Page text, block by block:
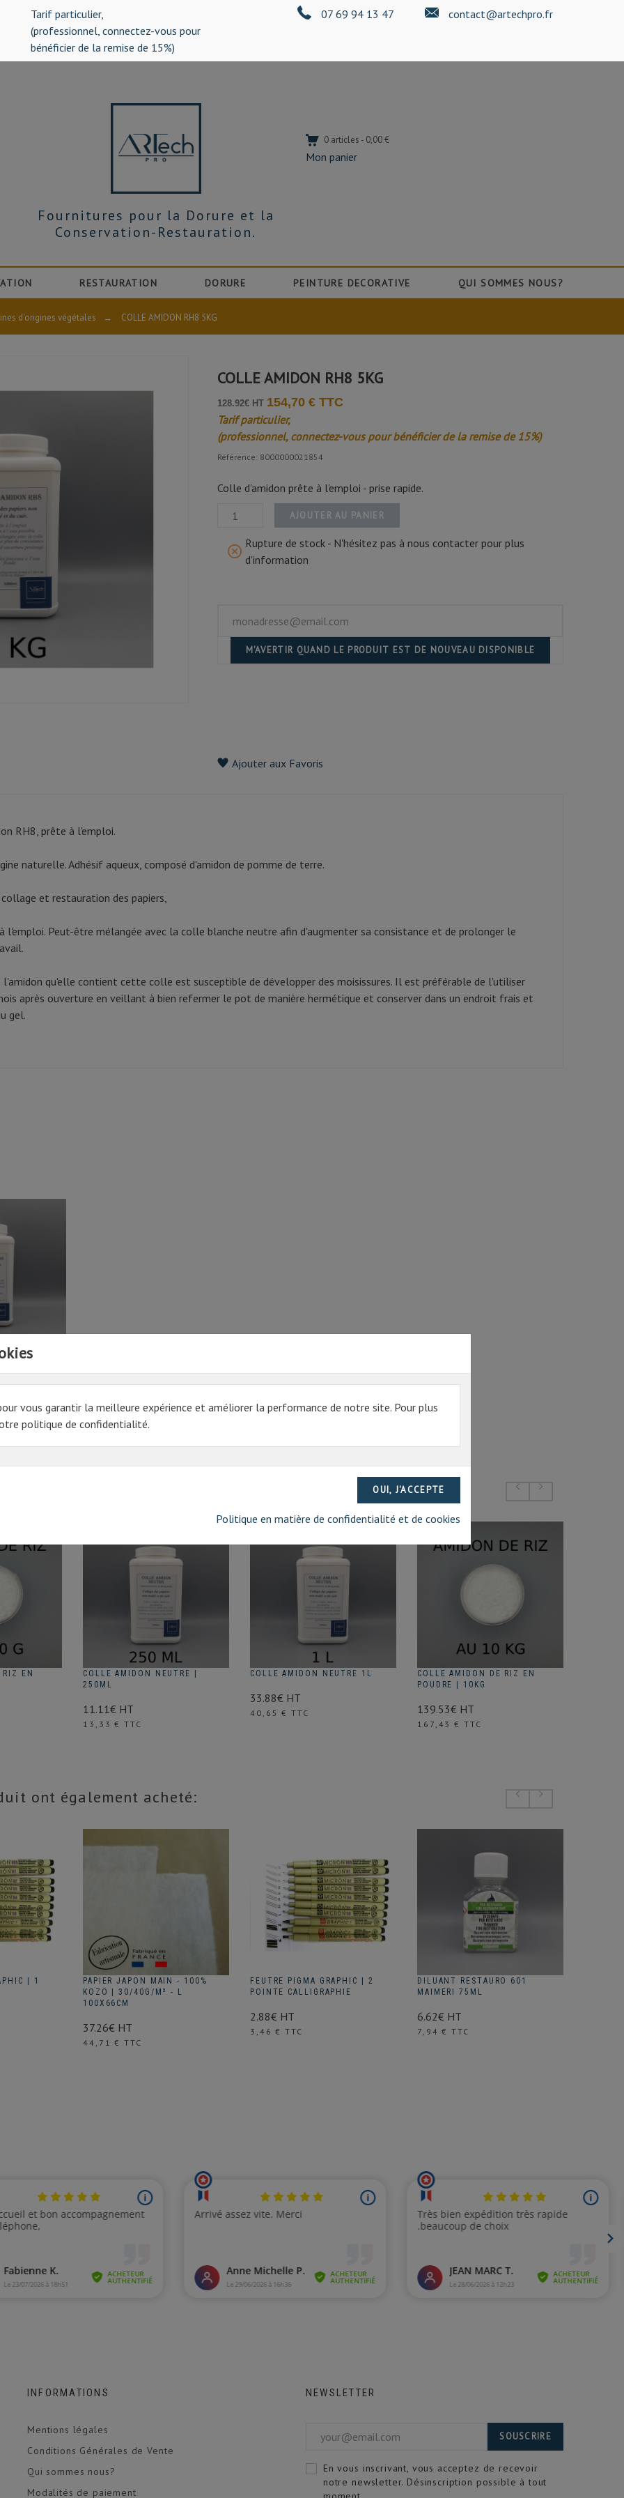
Tarif particulier,
(professionnel, connectez-vous pour
bénéficier de la remise de 15%)
07 69 94 13 47 contact@artechpro.fr
0 articles - 0,00 €
Mon panier
Fournitures pour la Dorure et la
Conservation-Restauration.
RESTAURATION DORURE PEINTURE DECORATIVE QUI SOMMES NOUS?
vous garantir la meilleure expérience et améliorer la performance de notre site. Pour plus
politique de confidentialité.
Politique en matière de confidentialité et de cookies
d'origines végétales → COLLE AMIDON RH8 5KG
COLLE AMIDON RH8 5KG
128.92€ HT 154,70 € TTC
Tarif particulier,
(professionnel, connectez-vous pour bénéficier de la remise de 15%)
Référence: 8000000021854
Colle d'amidon prête à l'emploi - prise rapide.
AJOUTER AU PANIER
Rupture de stock - N'hésitez pas à nous contacter pour plus
d'information
M'AVERTIR QUAND LE PRODUIT EST DE NOUVEAU DISPONIBLE
Ajouter aux Favoris
RH8, prête à l'emploi.
naturelle. Adhésif aqueux, composé d'amidon de pomme de terre.
et restauration des papiers,
l'emploi. Peut-être mélangée avec la colle blanche neutre afin d'augmenter sa consistance et de prolonger le
l'amidon qu'elle contient cette colle est susceptible de développer des moisissures. Il est préférable de l'utiliser
après ouverture en veillant à bien refermer le pot de manière hermétique et conserver dans un endroit frais et
gel.
| 1L
RIZ EN
COLLE AMIDON NEUTRE |
250ML
11.11€ HT
Prix
13,33 € TTC
COLLE AMIDON NEUTRE 1L
33.88€ HT
Prix
40,65 € TTC
COLLE AMIDON DE RIZ EN
POUDRE | 10KG
139.53€ HT
Prix
167,43 € TTC
ont également acheté:
| 1
PAPIER JAPON MAIN - 100%
KOZO | 30/40G/M² - L
100X66CM
37.26€ HT
Prix
44,71 € TTC
FEUTRE PIGMA GRAPHIC | 2
POINTE CALLIGRAPHIE
2.88€ HT
Prix
3,46 € TTC
DILUANT RESTAURO 601
MAIMERI 75ML
6.62€ HT
Prix
7,94 € TTC
INFORMATIONS
Mentions légales
Conditions Générales de Vente
Qui sommes nous?
Modalités de paiement
NEWSLETTER
SOUSCRIRE
En vous inscrivant, vous acceptez de recevoir
notre newsletter. Désinscription possible à tout